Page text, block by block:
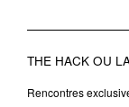
THE HACK OU
Rencontres